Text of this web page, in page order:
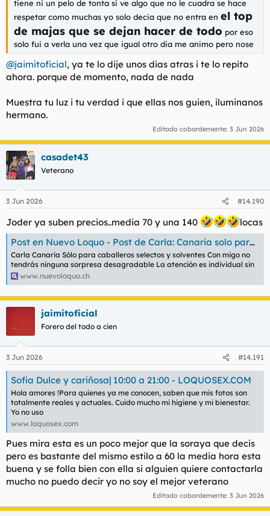
tiene ni un pelo de tonta si ve algo que no le cuadra se hace
respetar como muchas yo solo decia que no entra en el top
de majas que se dejan hacer de todo por eso
solo fui a verla una vez que igual otro dia me animo pero nose
@jaimitoficial, ya te lo dije unos dias atras i te lo repito
ahora. porque de momento, nada de nada
Muestra tu luz i tu verdad i que ellas nos guien, iluminanos
hermano.
Editado cobardemente: 3 Jun 2026
casadet43
Veterano
3 Jun 2026 #14.190
Joder ya suben precios..media 70 y una 140
locas
Post en Nuevo Loquo - Post de Carla: Canaria solo para caballeros selecto
Carla Canaria Sólo para caballeros selectos y solventes Con migo no
tendrás ninguna sorpresa desagradable La atención es individual sin
www.nuevoloquo.ch
jaimitoficial
Forero del todo a cien
3 Jun 2026 #14.191
Sofia Dulce y cariñosa| 10:00 a 21:00 - LOQUOSEX.COM
Hola amores !Para quienes ya me conocen, saben que mis fotos son
totalmente reales y actuales. Cuido mucho mi higiene y mi bienestar.
Yo no uso
www.loquosex.com
Pues mira esta es un poco mejor que la soraya que decis
pero es bastante del mismo estilo a 60 la media hora esta
buena y se folla bien con ella si alguien quiere contactarla
mucho no puedo decir yo no soy el mejor veterano
Editado cobardemente: 3 Jun 2026